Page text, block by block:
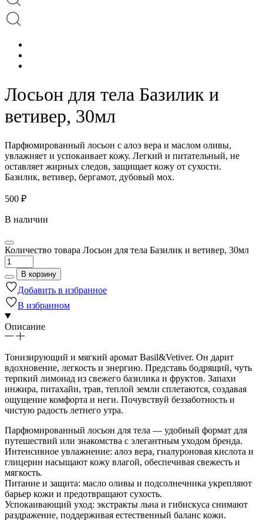
Лосьон для тела Базилик и
ветивер, 30мл
Парфюмированный лосьон с алоэ вера и маслом оливы,
увлажняет и успокаивает кожу. Легкий и питательный, не
оставляет жирных следов, защищает кожу от сухости.
Базилик, ветивер, бергамот, дубовый мох.
500 ₽
В наличии
Количество товара Лосьон для тела Базилик и ветивер, 30мл
В корзину
Добавить в избранное
В избранном
Описание
Тонизирующий и мягкий аромат Basil&Vetiver. Он дарит
вдохновение, легкость и энергию. Представь бодрящий, чуть
терпкий лимонад из свежего базилика и фруктов. Запахи
инжира, питахайи, трав, теплой земли сплетаются, создавая
ощущение комфорта и неги. Почувствуй беззаботность и
чистую радость летнего утра.
Парфюмированный лосьон для тела — удобный формат для
путешествий или знакомства с элегантным уходом бренда.
Интенсивное увлажнение: алоэ вера, гиалуроновая кислота и
глицерин насыщают кожу влагой, обеспечивая свежесть и
мягкость.
Питание и защита: масло оливы и подсолнечника укрепляют
барьер кожи и предотвращают сухость.
Успокаивающий уход: экстракты льна и гибискуса снимают
раздражение, поддерживая естественный баланс кожи.